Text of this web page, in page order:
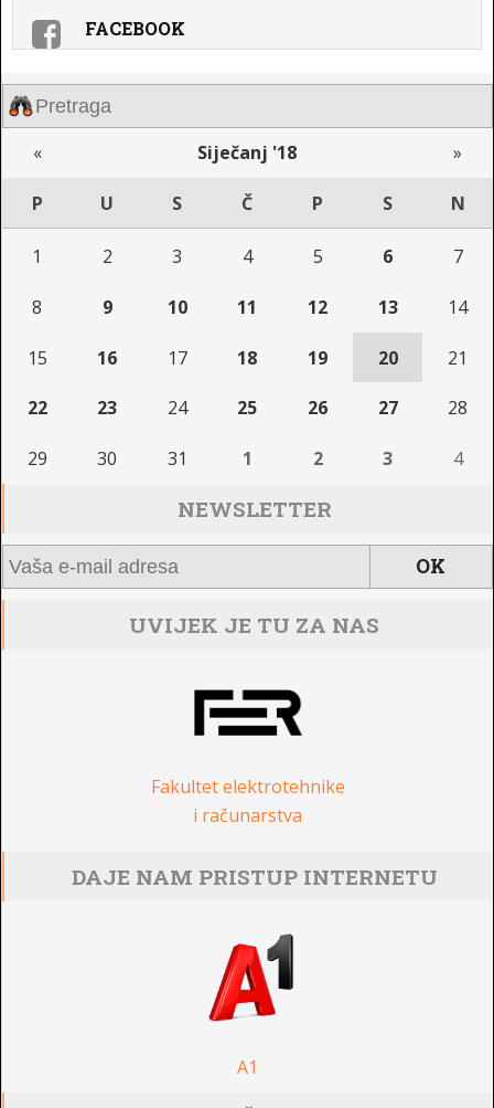
FACEBOOK
« Siječanj '18 »
P U S Č P S N
1 2 3 4 5 6 7
8 9 10 11 12 13 14
15 16 17 18 19 20 21
22 23 24 25 26 27 28
29 30 31 1 2 3 4
NEWSLETTER
UVIJEK JE TU ZA NAS
Fakultet elektrotehnike
i računarstva
DAJE NAM PRISTUP INTERNETU
A1